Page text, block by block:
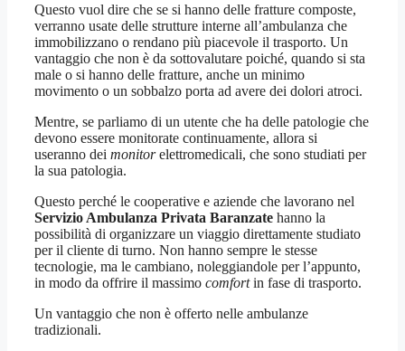
Questo vuol dire che se si hanno delle fratture composte,
verranno usate delle strutture interne all’ambulanza che
immobilizzano o rendano più piacevole il trasporto. Un
vantaggio che non è da sottovalutare poiché, quando si sta
male o si hanno delle fratture, anche un minimo
movimento o un sobbalzo porta ad avere dei dolori atroci.
Mentre, se parliamo di un utente che ha delle patologie che
devono essere monitorate continuamente, allora si
useranno dei monitorelettromedicali, che sono studiati per
la sua patologia.
Questo perché le cooperative e aziende che lavorano nel
Servizio Ambulanza Privata Baranzate hanno la
possibilità di organizzare un viaggio direttamente studiato
per il cliente di turno. Non hanno sempre le stesse
tecnologie, ma le cambiano, noleggiandole per l’appunto,
in modo da offrire il massimo comfortin fase di trasporto.
Un vantaggio che non è offerto nelle ambulanze
tradizionali.